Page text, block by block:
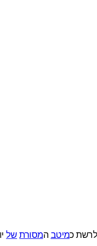
לרשת כמיטב המסורת של